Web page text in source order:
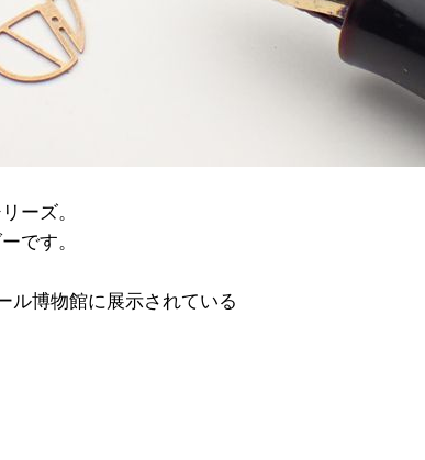
ーズ。
です。
ル博物館に展示されている